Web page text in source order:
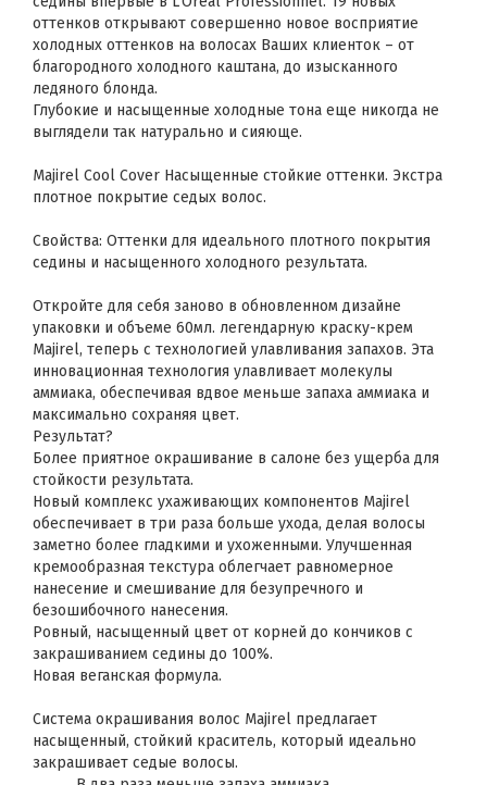
оттенков открывают совершенно новое восприятие
холодных оттенков на волосах Ваших клиенток – от
благородного холодного каштана, до изысканного
ледяного блонда.
Глубокие и насыщенные холодные тона еще никогда не
выглядели так натурально и сияюще.
Majirel Cool Cover Насыщенные стойкие оттенки. Экстра
плотное покрытие седых волос.
Свойства: Оттенки для идеального плотного покрытия
седины и насыщенного холодного результата.
Откройте для себя заново в обновленном дизайне
упаковки и объеме 60мл. легендарную краску-крем
Majirel, теперь с технологией улавливания запахов. Эта
инновационная технология улавливает молекулы
аммиака, обеспечивая вдвое меньше запаха аммиака и
максимально сохраняя цвет.
Результат?
Более приятное окрашивание в салоне без ущерба для
стойкости результата.
Новый комплекс ухаживающих компонентов Majirel
обеспечивает в три раза больше ухода, делая волосы
заметно более гладкими и ухоженными. Улучшенная
кремообразная текстура облегчает равномерное
нанесение и смешивание для безупречного и
безошибочного нанесения.
Ровный, насыщенный цвет от корней до кончиков с
закрашиванием седины до 100%.
Новая веганская формула.
Система окрашивания волос Majirel предлагает
насыщенный, стойкий краситель, который идеально
закрашивает седые волосы.